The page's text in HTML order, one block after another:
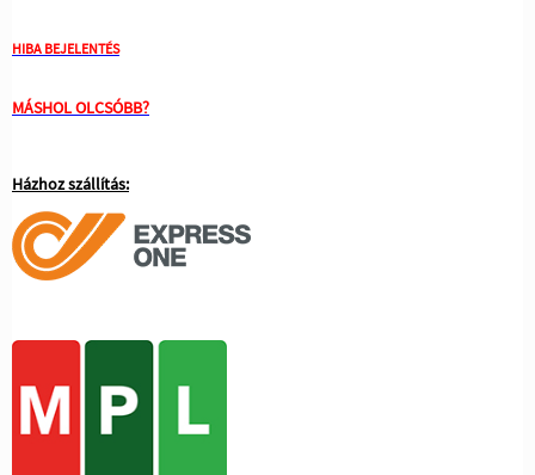
HIBA BEJELENTÉS
MÁSHOL OLCSÓBB?
Házhoz szállítás: